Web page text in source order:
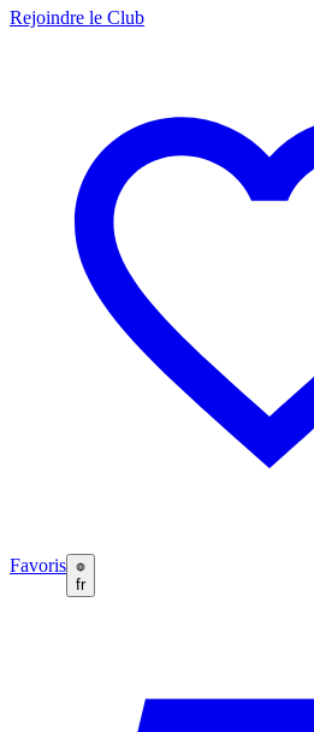
Rejoindre le Club
Favoris
fr